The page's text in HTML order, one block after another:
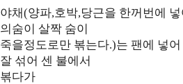
야채(양파,호박,당근을 한꺼번에
의숨이 살짝 숨이
죽을정도로만 볶는다.)는 팬에 넣
잘 섞어 센 불에서
볶다가